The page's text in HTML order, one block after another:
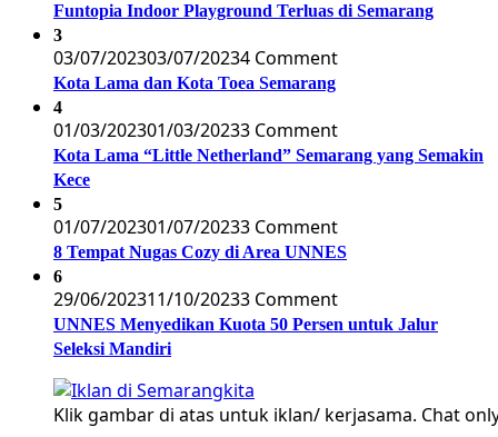
Funtopia Indoor Playground Terluas di Semarang
3
03/07/202303/07/20234 Comment
Kota Lama dan Kota Toea Semarang
4
01/03/202301/03/20233 Comment
Kota Lama “Little Netherland” Semarang yang Semakin
Kece
5
01/07/202301/07/20233 Comment
8 Tempat Nugas Cozy di Area UNNES
6
29/06/202311/10/20233 Comment
UNNES Menyedikan Kuota 50 Persen untuk Jalur
Seleksi Mandiri
Klik gambar di atas untuk iklan/ kerjasama. Chat